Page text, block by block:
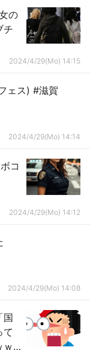
の
チ
2024/4/29(Mo) 14:15
ェス) #滋賀
2024/4/29(Mo) 14:14
コ
2024/4/29(Mo) 14:12
2024/4/29(Mo) 14:08
国
て